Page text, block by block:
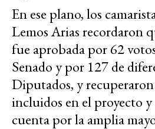
En ese plano, los
Lemos Arias recordaron
fue aprobada por 62
Senado y por 127 de
Diputados, y
incluidos en el proyecto
cuenta por la amplia